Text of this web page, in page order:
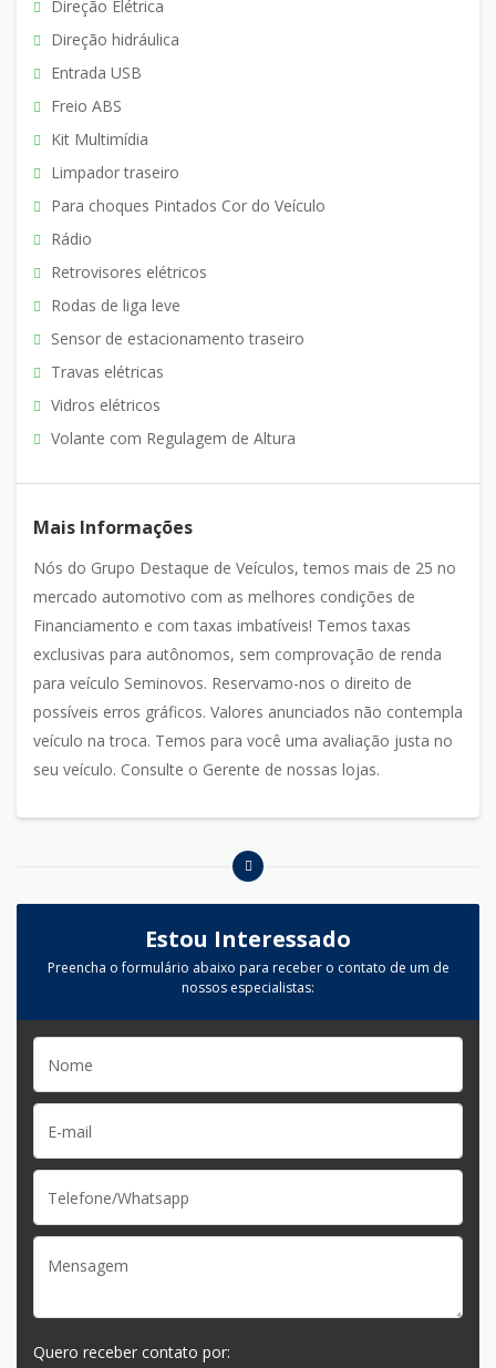
Direção Elétrica
Direção hidráulica
Entrada USB
Freio ABS
Kit Multimídia
Limpador traseiro
Para choques Pintados Cor do Veículo
Rádio
Retrovisores elétricos
Rodas de liga leve
Sensor de estacionamento traseiro
Travas elétricas
Vidros elétricos
Volante com Regulagem de Altura
Mais Informações
Nós do Grupo Destaque de Veículos, temos mais de 25 no
mercado automotivo com as melhores condições de
Financiamento e com taxas imbatíveis! Temos taxas
exclusivas para autônomos, sem comprovação de renda
para veículo Seminovos. Reservamo-nos o direito de
possíveis erros gráficos. Valores anunciados não contempla
veículo na troca. Temos para você uma avaliação justa no
seu veículo. Consulte o Gerente de nossas lojas.
Estou Interessado
Preencha o formulário abaixo para receber o contato de um de
nossos especialistas:
Quero receber contato por: